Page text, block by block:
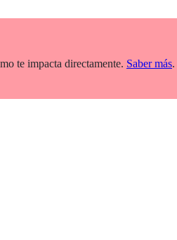
te impacta directamente. Saber más.